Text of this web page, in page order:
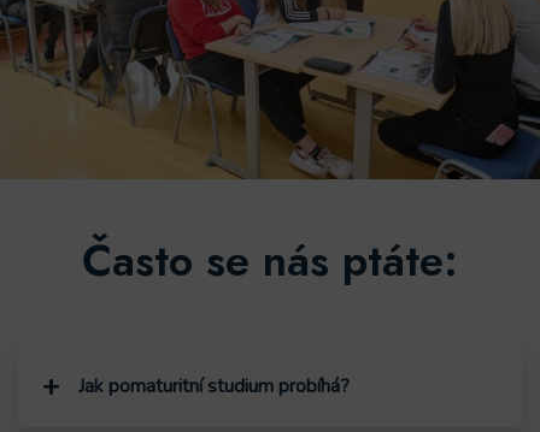
Často se nás ptáte:
Jak pomaturitní studium probíhá?